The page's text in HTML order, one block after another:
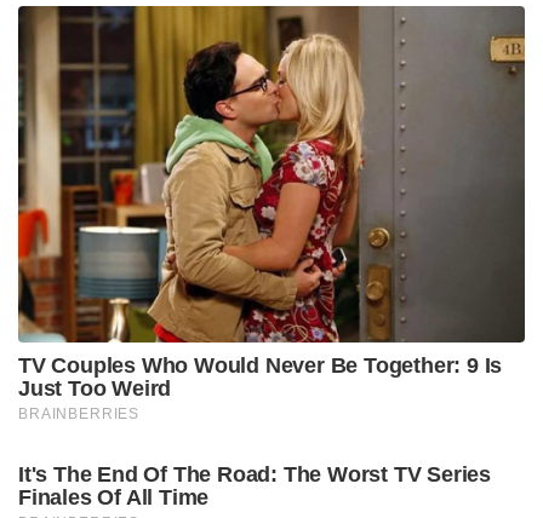
TV Couples Who Would Never Be Together: 9 Is
Just Too Weird
BRAINBERRIES
It's The End Of The Road: The Worst TV Series
Finales Of All Time